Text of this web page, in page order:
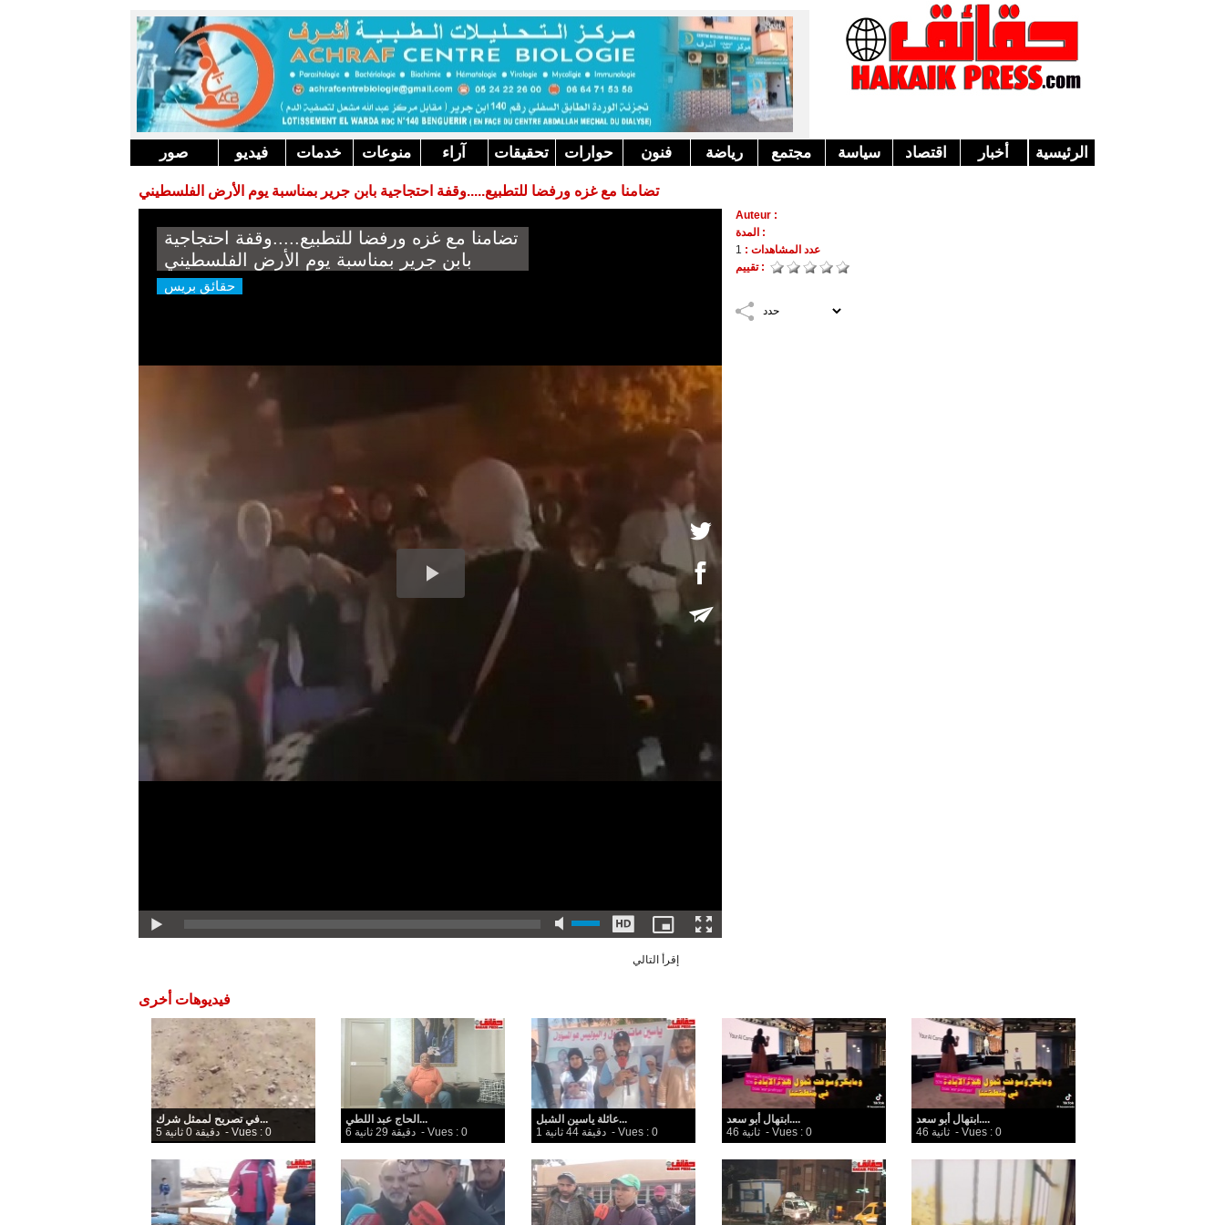
الرئيسية أخبار اقتصاد سياسة مجتمع رياضة فنون حوارات تحقيقات آراء منوعات خدمات فيديو صور
تضامنا مع غزه ورفضا للتطبيع.....وقفة احتجاجية بابن جرير بمناسبة يوم الأرض الفلسطيني
Auteur :
المدة :
عدد المشاهدات : 1
تقييم :
إقرأ التالي
فيديوهات أخرى
في تصريح لممثل شرك...
5 دقيقة 0 ثانية - Vues : 0
الحاج عبد اللطي...
6 دقيقة 29 ثانية - Vues : 0
عائلة ياسين الشبل...
1 دقيقة 44 ثانية - Vues : 0
ابتهال أبو سعد....
46 ثانية - Vues : 0
ابتهال أبو سعد....
46 ثانية - Vues : 0